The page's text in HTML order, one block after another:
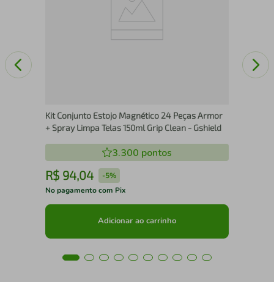
Kit Conjunto Estojo Magnético 24 Peças Armor
+ Spray Limpa Telas 150ml Grip Clean - Gshield
3.300 pontos
R$ 94,04 -5%
No pagamento com Pix
Adicionar ao carrinho